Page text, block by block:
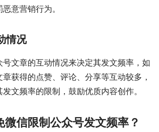
意营销行为。
情况
文章的互动情况来决定其发文频率，如
获得的点赞、评论、分享等互动较多，
文频率的限制，鼓励优质内容创作。
微信限制公众号发文频率？